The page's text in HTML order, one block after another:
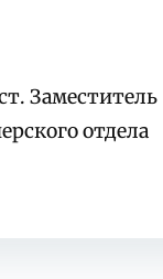
Заместитель
отдела